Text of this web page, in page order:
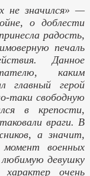
не значился» —
о доблести
радость,
печаль
Данное
каким
главный герой
таки свободную
в крепости,
враги. В
а значит,
военных
девушку
очень